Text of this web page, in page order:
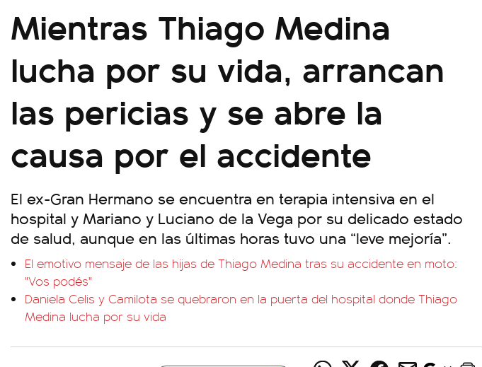
Mientras Thiago Medina
lucha por su vida, arrancan
las pericias y se abre la
causa por el accidente
El ex-Gran Hermano se encuentra en terapia intensiva en el
hospital y Mariano y Luciano de la Vega por su delicado estado
de salud, aunque en las últimas horas tuvo una “leve mejoría”.
El emotivo mensaje de las hijas de Thiago Medina tras su accidente en moto:
"Vos podés"
Daniela Celis y Camilota se quebraron en la puerta del hospital donde Thiago
Medina lucha por su vida